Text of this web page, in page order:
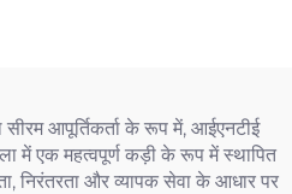
आपूर्तिकर्ता के रूप में, आईएनटीई
में एक महत्वपूर्ण कड़ी के रूप में स्थापित
निरंतरता और व्यापक सेवा के आधार पर